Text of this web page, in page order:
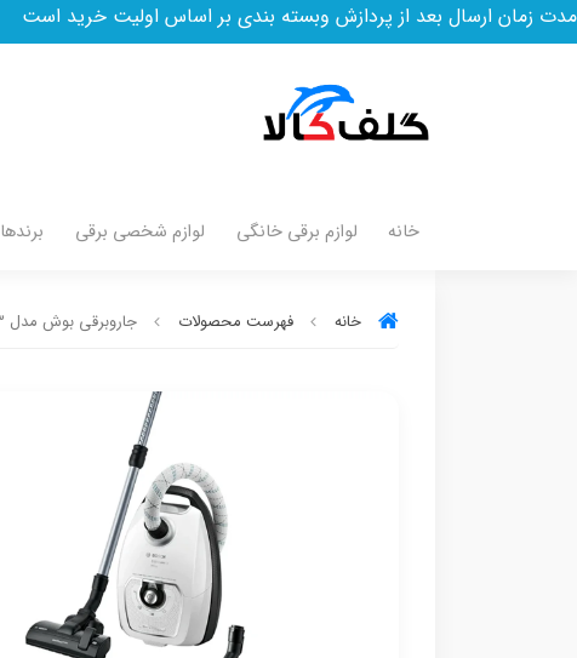
بعد از پردازش وبسته بندی بر اساس اولیت خرید است
خانه لوازم برقی خانگی لوازم شخصی برقی برندها
خانه فهرست محصولات جاروبرقی بوش مدل BGL7A433